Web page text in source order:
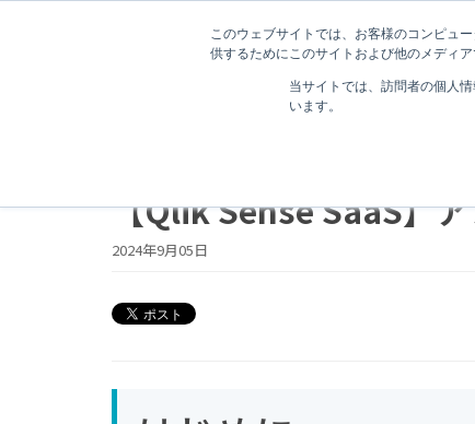
このウェブサイトでは、お客様のコンピュ
供するためにこのサイトおよび他のメディ
当サイトでは、訪問者の個人
います。
【Qlik Sense SaaS】
2024年9月05日